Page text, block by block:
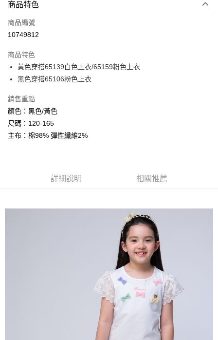
信用卡一次付款
超商取貨付款
Apple Pay
Google Pay
ATM付款
運送方式
全家付款取貨
每筆NT$80，滿NT$2,000(含以上)免運費
每筆NT$80，滿NT$2,000(含以上)免運費
每筆NT$80，滿NT$2,000(含以上)免運費
每筆NT$80，滿NT$2,000(含以上)免運費
商品特色
商品編號
10749812
商品特色
黃色穿搭65139白色上衣/65159粉色上衣
黑色穿搭65106粉色上衣
銷售重點
顏色：黑色/黃色
尺碼：120-165
主布：棉98% 彈性纖維2%
詳細說明 相關推薦